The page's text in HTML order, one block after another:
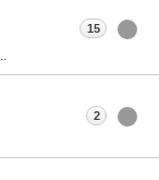
15
2